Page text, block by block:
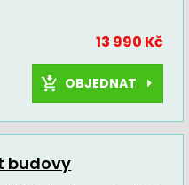
13 990 Kč
OBJEDNAT
budovy